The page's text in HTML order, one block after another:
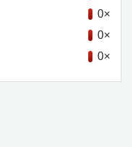
0×
0×
0×